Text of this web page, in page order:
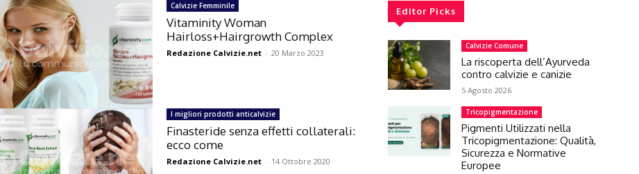
Calvizie Femminile
Vitaminity Woman
Hairloss+Hairgrowth Complex
Redazione Calvizie.net - 20 Marzo 2023
I migliori prodotti anticalvizie
Finasteride senza effetti collaterali:
ecco come
Redazione Calvizie.net - 14 Ottobre 2020
Editor Picks
Calvizie Comune
La riscoperta dell’Ayurveda
contro calvizie e canizie
5 Agosto 2026
Tricopigmentazione
Pigmenti Utilizzati nella
Tricopigmentazione: Qualità,
Sicurezza e Normative
Europee